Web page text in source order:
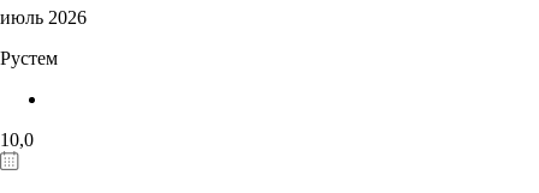
июль 2026
Рустем
10,0